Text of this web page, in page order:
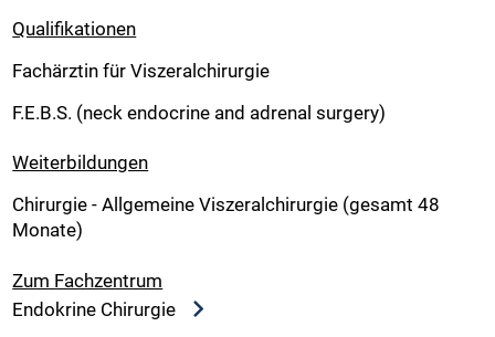
Qualifikationen
Fachärztin für Viszeralchirurgie
F.E.B.S. (neck endocrine and adrenal surgery)
Weiterbildungen
Chirurgie - Allgemeine Viszeralchirurgie (gesamt 48
Monate)
Zum Fachzentrum
Endokrine Chirurgie